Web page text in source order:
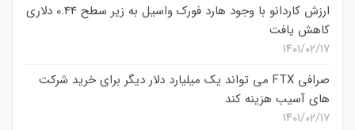
ارزش کاردانو با وجود هارد فورک واسیل به زیر سطح 0.44 دلاری
کاهش یافت
۱۴۰۱/۰۲/۱۷
صرافی FTX می تواند یک میلیارد دلار دیگر برای خرید شرکت
های آسیب هزینه کند
۱۴۰۱/۰۲/۱۷